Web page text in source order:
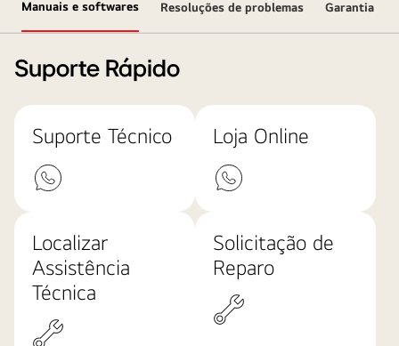
Manuais e softwares Resoluções de problemas Garantia
Suporte Rápido
Suporte Técnico Loja Online
Localizar
Assistência
Técnica
Solicitação de
Reparo